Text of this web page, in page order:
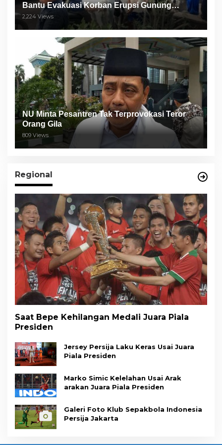
Bantu Evakuasi Korban Erupsi Gunung
Semeru
2,224 Views
NU Minta Pesantren Tak Terprovokasi Teror
Orang Gila
809 Views
Regional
Saat Bepe Kehilangan Medali Juara Piala
Presiden
Jersey Persija Laku Keras Usai Juara
Piala Presiden
Marko Simic Kelelahan Usai Arak
arakan Juara Piala Presiden
Galeri Foto Klub Sepakbola Indonesia
Persija Jakarta